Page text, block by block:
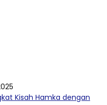
Kisah Hamka dengan